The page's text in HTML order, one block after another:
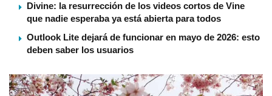
Divine: la resurrección de los videos cortos de Vine
que nadie esperaba ya está abierta para todos
Outlook Lite dejará de funcionar en mayo de 2026: esto
deben saber los usuarios